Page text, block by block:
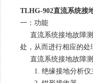
TLHG-902直流系统接
一：功能
直流系统接地故障测
处，从而进行相应的处
直流系统接地故障
1. 绝缘接地分析仪